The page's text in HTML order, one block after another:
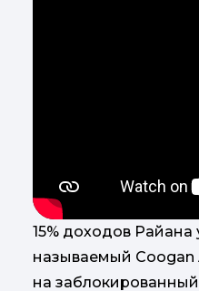
15% доходов Райана
называемый
на заблокированный